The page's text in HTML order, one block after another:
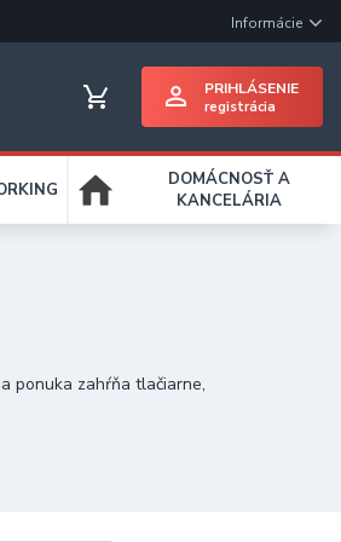
Informácie
PRIHLÁSENIE
registrácia
DOMÁCNOSŤ A
KANCELÁRIA
ponuka zahŕňa tlačiarne,
zabezpečia bezpečné
či vizitiek. Pre splnenie
nástroje pre dokonalé